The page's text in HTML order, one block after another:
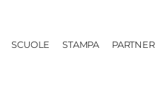
SCUOLE STAMPA PARTNER